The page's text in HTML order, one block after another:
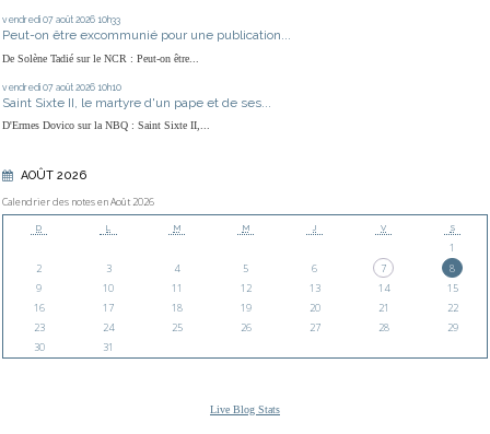
vendredi 07 août 2026 10h33
Peut-on être excommunié pour une publication...
De Solène Tadié sur le NCR : Peut-on être...
vendredi 07 août 2026 10h10
Saint Sixte II, le martyre d'un pape et de ses...
D'Ermes Dovico sur la NBQ : Saint Sixte II,...
AOÛT 2026
Calendrier des notes en Août 2026
D L M M J V S
1
2
3 4 5 6 7
8
9
10 11 12 13 14
15
16
17 18 19 20 21
22
23
24 25 26 27 28
29
30
31
Live Blog Stats